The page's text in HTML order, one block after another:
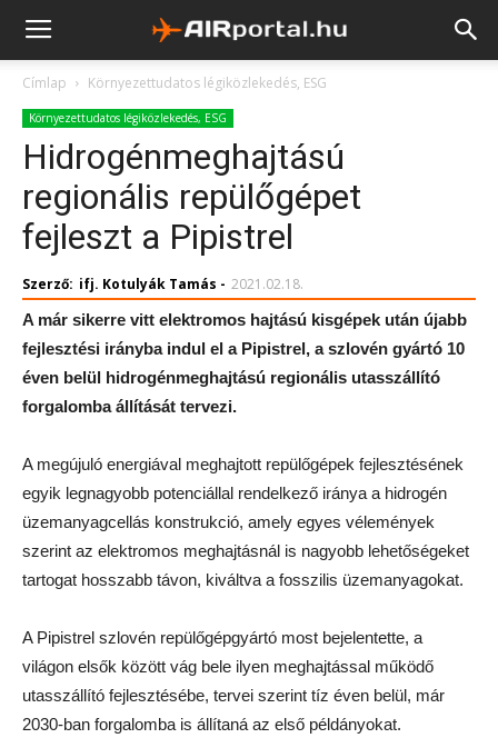
Címlap Környezettudatos légiközlekedés, ESG
Környezettudatos légiközlekedés, ESG
Hidrogénmeghajtású
regionális repülőgépet
fejleszt a Pipistrel
Szerző: ifj. Kotulyák Tamás - 2021.02.18.
A már sikerre vitt elektromos hajtású kisgépek után újabb
fejlesztési irányba indul el a Pipistrel, a szlovén gyártó 10
éven belül hidrogénmeghajtású regionális utasszállító
forgalomba állítását tervezi.
A megújuló energiával meghajtott repülőgépek fejlesztésének
egyik legnagyobb potenciállal rendelkező iránya a hidrogén
üzemanyagcellás konstrukció, amely egyes vélemények
szerint az elektromos meghajtásnál is nagyobb lehetőségeket
tartogat hosszabb távon, kiváltva a fosszilis üzemanyagokat.
A Pipistrel szlovén repülőgépgyártó most bejelentette, a
világon elsők között vág bele ilyen meghajtással működő
utasszállító fejlesztésébe, tervei szerint tíz éven belül, már
2030-ban forgalomba is állítaná az első példányokat.